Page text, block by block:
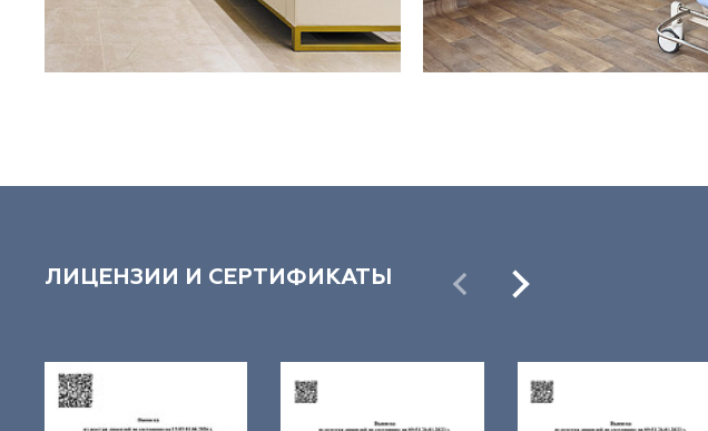
ЛИЦЕНЗИИ И СЕРТИФИКАТЫ